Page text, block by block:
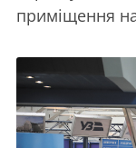
приміщення